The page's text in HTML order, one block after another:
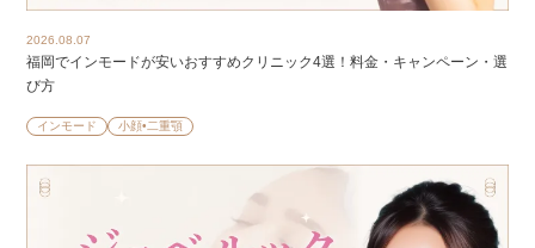
2026.08.07
福岡でインモードが安いおすすめクリニック4選！料金・キャンペーン・選
び方
インモード 小顔•二重顎